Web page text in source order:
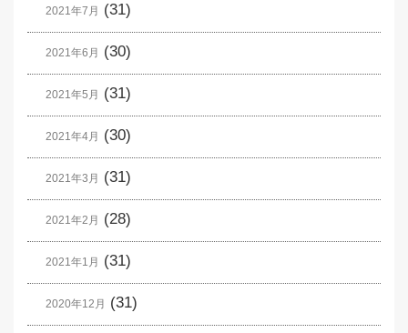
2021年7月 (31)
2021年6月 (30)
2021年5月 (31)
2021年4月 (30)
2021年3月 (31)
2021年2月 (28)
2021年1月 (31)
2020年12月 (31)